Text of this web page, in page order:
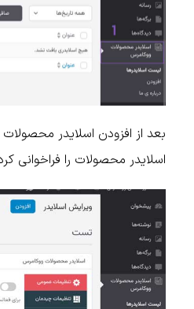
بعد از افزودن اسلایدر
اسلایدر محصولات را فراخوانی